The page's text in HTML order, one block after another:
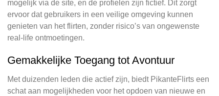
mogelijk via de site, en de profielen zijn fictief. Dit zorgt
ervoor dat gebruikers in een veilige omgeving kunnen
genieten van het flirten, zonder risico’s van ongewenste
real-life ontmoetingen.
Gemakkelijke Toegang tot Avontuur
Met duizenden leden die actief zijn, biedt PikanteFlirts een
schat aan mogelijkheden voor het opdoen van nieuwe en